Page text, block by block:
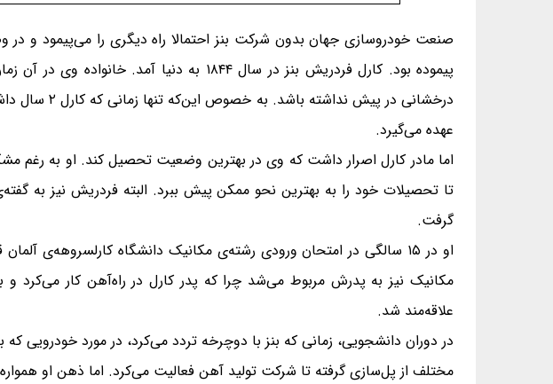
صنعت خودروسازی جهان بدون شرکت بنز احتمالا راه دیگری را می‌پیمود و در
پیموده بود. کارل فردریش بنز در سال ۱۸۴۴
درخشانی
عهده می‌گیرد.
اما مادر کارل اصرار داشت که وی در بهترین وضعیت تحصیل کند. او به رغم
تا تحصیلات خود را به بهترین نحو ممکن پیش ببرد. البته فردریش نیز به
گرفت.
مکانیک نیز به پدرش مربوط می‌شد چرا که پدر کارل در راه‌آهن کار می‌کرد
علاقه‌مند شد.
در دوران دانشجویی، زمانی که بنز با دوچرخه تردد می‌کرد، در مورد
مختلف از پل‌سازی گرفته تا شرکت تولید آهن فعالیت می‌کرد. اما ذهن او